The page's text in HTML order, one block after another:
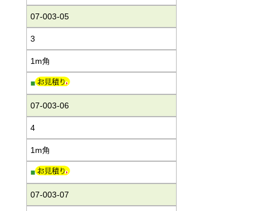
07-003-05
3
1m角
■
07-003-06
4
1m角
■
07-003-07